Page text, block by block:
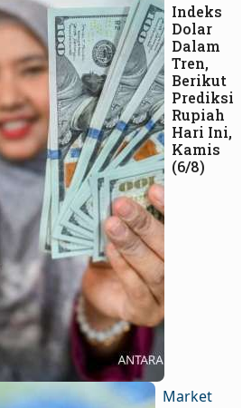
Indeks
Dolar
Dalam
Tren,
Berikut
Prediksi
Rupiah
Hari Ini,
Kamis
(6/8)
Market